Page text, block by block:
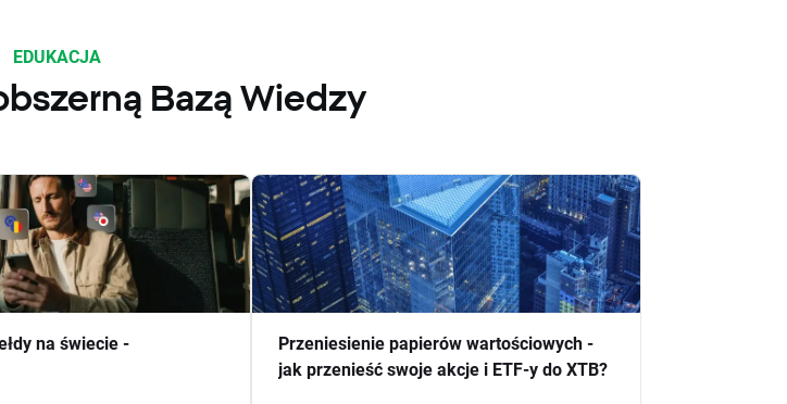
EDUKACJA
Bazą Wiedzy
na świecie -
Przeniesienie papierów wartościowych -
jak przenieść swoje akcje i ETF-y do XTB?